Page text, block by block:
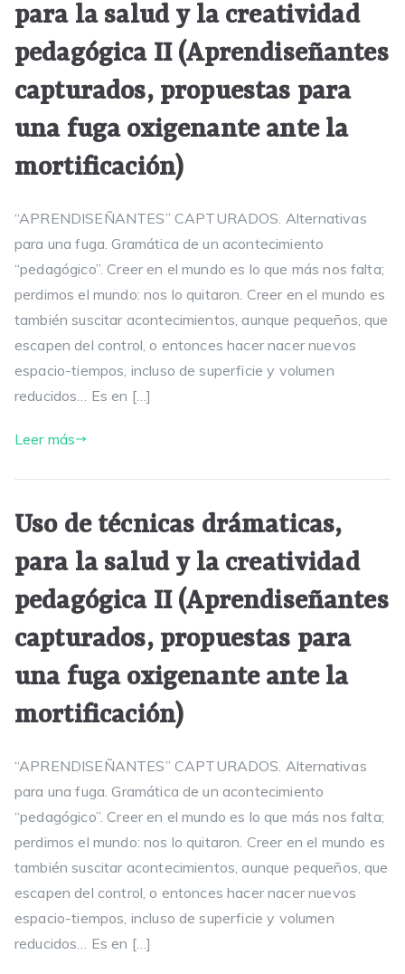
para la salud y la creatividad
pedagógica II (Aprendiseñantes
capturados, propuestas para
una fuga oxigenante ante la
mortificación)
“APRENDISEÑANTES” CAPTURADOS. Alternativas
para una fuga. Gramática de un acontecimiento
“pedagógico”. Creer en el mundo es lo que más nos falta;
perdimos el mundo: nos lo quitaron. Creer en el mundo es
también suscitar acontecimientos, aunque pequeños, que
escapen del control, o entonces hacer nacer nuevos
espacio-tiempos, incluso de superficie y volumen
reducidos… Es en […]
Leer más
Uso de técnicas drámaticas,
para la salud y la creatividad
pedagógica II (Aprendiseñantes
capturados, propuestas para
una fuga oxigenante ante la
mortificación)
“APRENDISEÑANTES” CAPTURADOS. Alternativas
para una fuga. Gramática de un acontecimiento
“pedagógico”. Creer en el mundo es lo que más nos falta;
perdimos el mundo: nos lo quitaron. Creer en el mundo es
también suscitar acontecimientos, aunque pequeños, que
escapen del control, o entonces hacer nacer nuevos
espacio-tiempos, incluso de superficie y volumen
reducidos… Es en […]